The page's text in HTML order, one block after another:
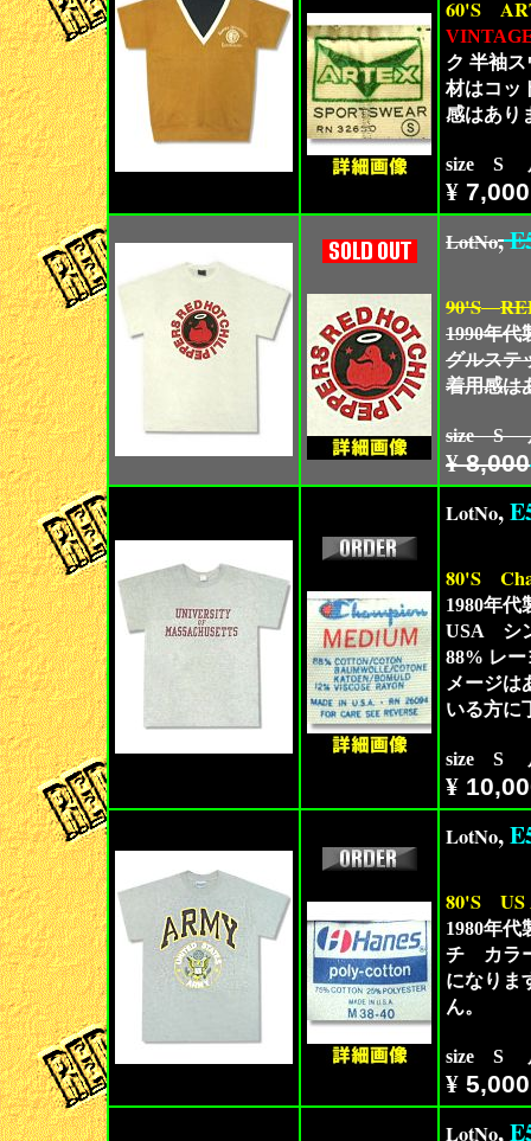
60'S
ク 半袖
材はコッ
感はあり
size S 肩
¥ 7,000
LotNo,
90'S
1990年
グルステ
着用感は
size S 肩
¥ 8,000
LotNo,
80'S
1980年
USA シ
88% レ
メージは
いる方に
size S 肩
¥
LotNo,
80'S
1980年
チ カラ
になりま
ん。
size S 肩
¥ 5,000
LotNo,